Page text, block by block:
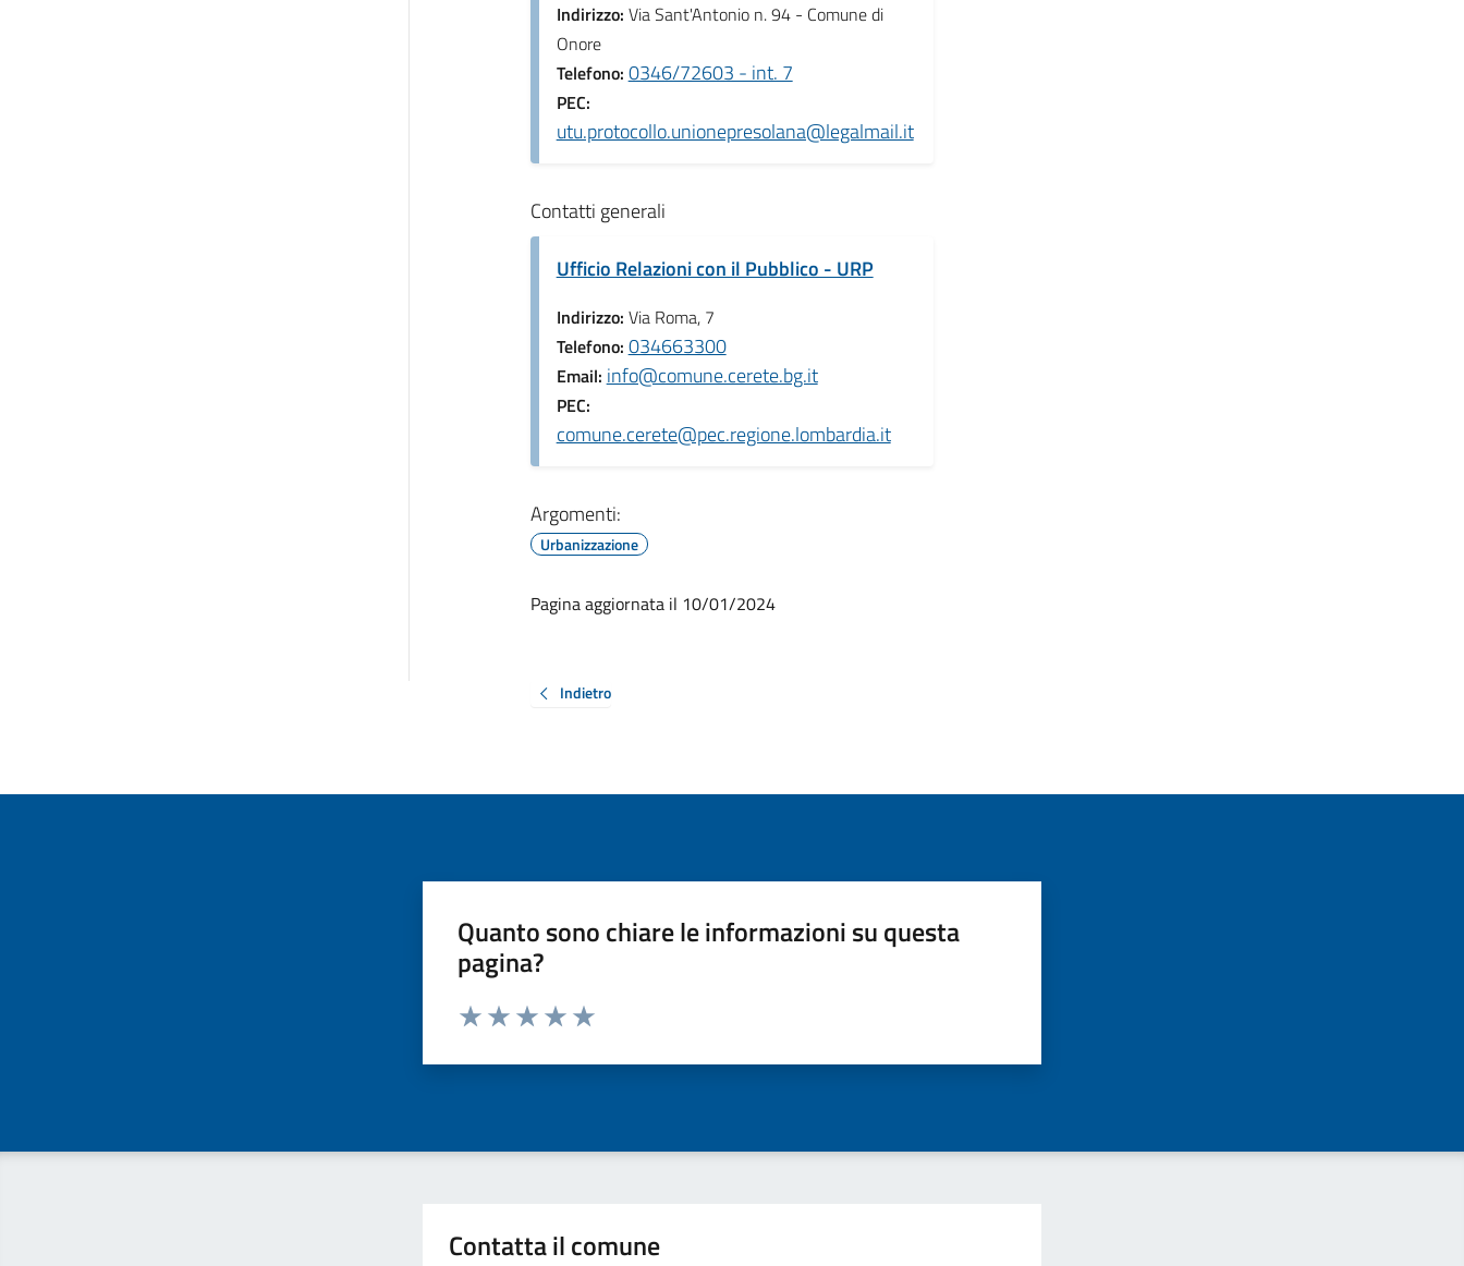
Indirizzo: Via Sant'Antonio n. 94 - Comune di
Onore
Telefono: 0346/72603 - int. 7
PEC:
utu.protocollo.unionepresolana@legalmail.it
Contatti generali
Ufficio Relazioni con il Pubblico - URP
Indirizzo: Via Roma, 7
Telefono: 034663300
Email: info@comune.cerete.bg.it
PEC:
comune.cerete@pec.regione.lombardia.it
Argomenti:
Urbanizzazione
Pagina aggiornata il 10/01/2024
Indietro
Quanto sono chiare le informazioni su questa
pagina?
Valuta da 1 a 5 stelle la pagina
Contatta il comune